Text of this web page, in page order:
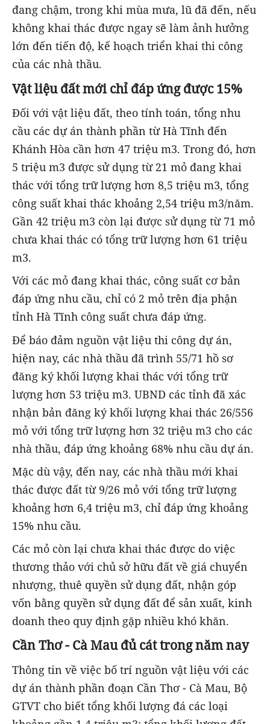
đang chậm, trong khi mùa mưa, lũ đã đến, nếu
không khai thác được ngay sẽ làm ảnh hưởng
lớn đến tiến độ, kế hoạch triển khai thi công
của các nhà thầu.
Vật liệu đất mới chỉ đáp ứng được 15%
Đối với vật liệu đất, theo tính toán, tổng nhu
cầu các dự án thành phần từ Hà Tĩnh đến
Khánh Hòa cần hơn 47 triệu m3. Trong đó, hơn
5 triệu m3 được sử dụng từ 21 mỏ đang khai
thác với tổng trữ lượng hơn 8,5 triệu m3, tổng
công suất khai thác khoảng 2,54 triệu m3/năm.
Gần 42 triệu m3 còn lại được sử dụng từ 71 mỏ
chưa khai thác có tổng trữ lượng hơn 61 triệu
m3.
Với các mỏ đang khai thác, công suất cơ bản
đáp ứng nhu cầu, chỉ có 2 mỏ trên địa phận
tỉnh Hà Tĩnh công suất chưa đáp ứng.
Để báo đảm nguồn vật liệu thi công dự án,
hiện nay, các nhà thầu đã trình 55/71 hồ sơ
đăng ký khối lượng khai thác với tổng trữ
lượng hơn 53 triệu m3. UBND các tỉnh đã xác
nhận bản đăng ký khối lượng khai thác 26/556
mỏ với tổng trữ lượng hơn 32 triệu m3 cho các
nhà thầu, đáp ứng khoảng 68% nhu cầu dự án.
Mặc dù vậy, đến nay, các nhà thầu mới khai
thác được đất từ 9/26 mỏ với tổng trữ lượng
khoảng hơn 6,4 triệu m3, chỉ đáp ứng khoảng
15% nhu cầu.
Các mỏ còn lại chưa khai thác được do việc
thương thảo với chủ sở hữu đất về giá chuyển
nhượng, thuê quyền sử dụng đất, nhận góp
vốn bằng quyền sử dụng đất để sản xuất, kinh
doanh theo quy định gặp nhiều khó khăn.
Cần Thơ - Cà Mau đủ cát trong năm nay
Thông tin về việc bố trí nguồn vật liệu với các
dự án thành phần đoạn Cần Thơ - Cà Mau, Bộ
GTVT cho biết tổng khối lượng đá các loại